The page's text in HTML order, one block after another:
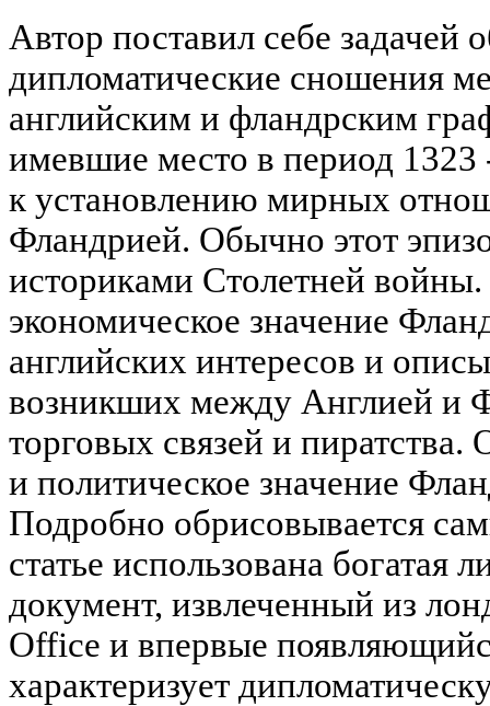
Автор поставил себе задачей
дипломатические сношения
английским и фландрским
имевшие место в период 1323
к установлению мирных
Фландрией. Обычно этот
историками Столетней войны.
экономическое значение
английских интересов и
возникших между Англией и
торговых связей и
и политическое значение
Подробно обрисовывается
статье использована богатая
документ, извлеченный из
Office и впервые
характеризует